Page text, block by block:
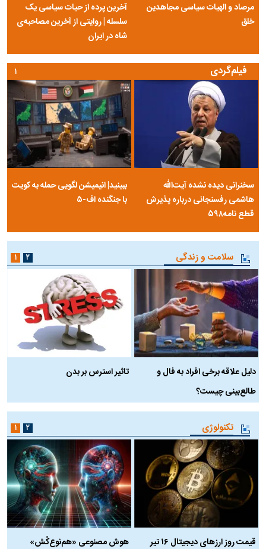
مرصاد و الهیات سیاسی مجاهدین
خلق
آخرین پرده از حیات سیاسی یک
سلسله | روایتی از آخرین مصاحبه‌ی
شاه در ایران
فیلم‌گردی
سخنرانی دیده نشده آیت‌الله
هاشمی رفسنجانی درباره پذیرش
قطع نامه۵۹۸
ببینید| انیمیشن لگویی حمله به کویت
با جنگنده اف-۵
۱
سلامت و زندگی
دلیل علاقه برخی افراد به فال و
طالع‌بینی چیست؟
تاثیر استرس بر بدن
۱ ۲
تکنولوژی
قیمت روز ارز‌های دیجیتال ۱۶ تیر هوش مصنوعی «هم‌نوع‌کُش»
۱ ۲